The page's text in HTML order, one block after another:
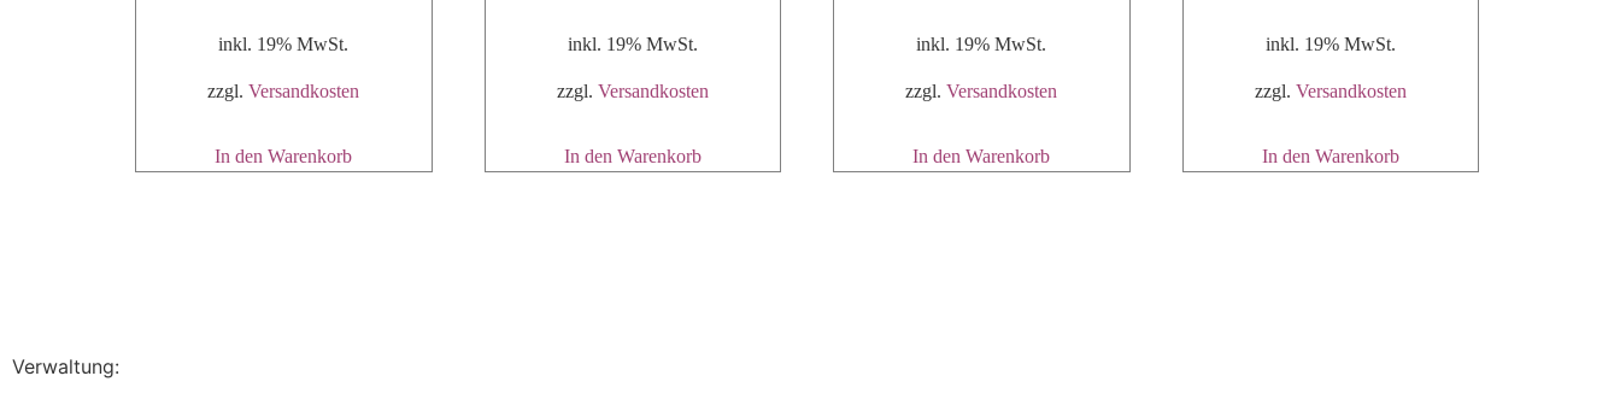
inkl. 19% MwSt.
zzgl.Versandkosten
In den Warenkorb
inkl. 19% MwSt.
zzgl. Versandkosten
In den Warenkorb
inkl. 19% MwSt.
zzgl.Versandkosten
In den Warenkorb
inkl. 19% MwSt.
zzgl. Versandkosten
In den Warenkorb
Verwaltung: